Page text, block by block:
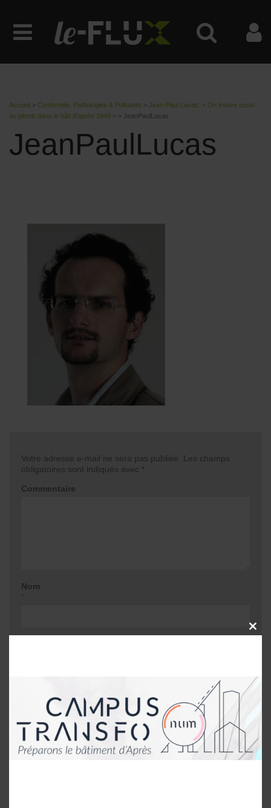
Accueil > Conformité, Pathologies & Polluants > Jean-Paul Lucas: « On trouve aussi
du plomb dans le bâti d’après 1949 » > JeanPaulLucas
JeanPaulLucas
Votre adresse e-mail ne sera pas publiée.
Les champs
obligatoires sont indiqués avec *
Commentaire
Nom
Site web
CLOSE